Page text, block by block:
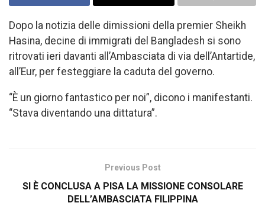
Dopo la notizia delle dimissioni della premier Sheikh
Hasina, decine di immigrati del Bangladesh si sono
ritrovati ieri davanti all’Ambasciata di via dell’Antartide,
all’Eur, per festeggiare la caduta del governo.
“È un giorno fantastico per noi”, dicono i manifestanti.
“Stava diventando una dittatura”.
Previous Post
SI È CONCLUSA A PISA LA MISSIONE CONSOLARE
DELL’AMBASCIATA FILIPPINA